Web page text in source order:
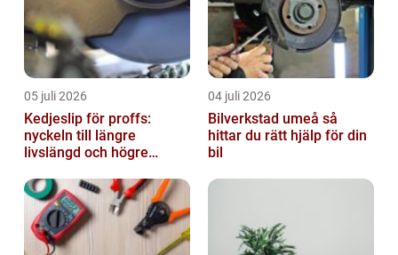
05 juli 2026
Kedjeslip för proffs:
nyckeln till längre
livslängd och högre
04 juli 2026
Bilverkstad umeå så
hittar du rätt hjälp för din
bil